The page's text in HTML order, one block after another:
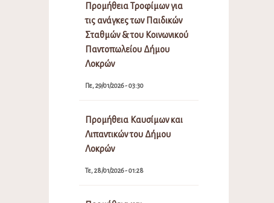
Προμήθεια Τροφίμων για
τις ανάγκες των Παιδικών
Σταθμών & του Κοινωνικού
Παντοπωλείου Δήμου
Λοκρών
Πε, 29/01/2026 - 03:30
Προμήθεια Καυσίμων και
Λιπαντικών του Δήμου
Λοκρών
Τε, 28/01/2026 - 01:28